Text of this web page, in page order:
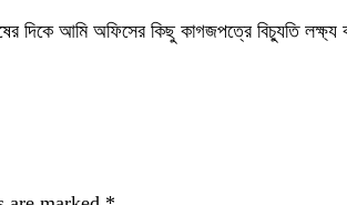
দিকে আমি অফিসের কিছু কাগজপত্রে বিচ্যুতি